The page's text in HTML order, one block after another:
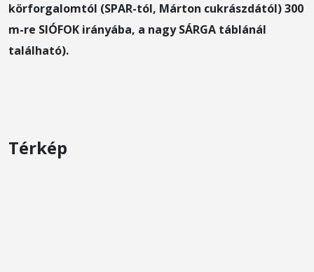
körforgalomtól (SPAR-tól, Márton cukrászdától) 300
m-re SIÓFOK irányába, a nagy SÁRGA táblánál
található).
Térkép